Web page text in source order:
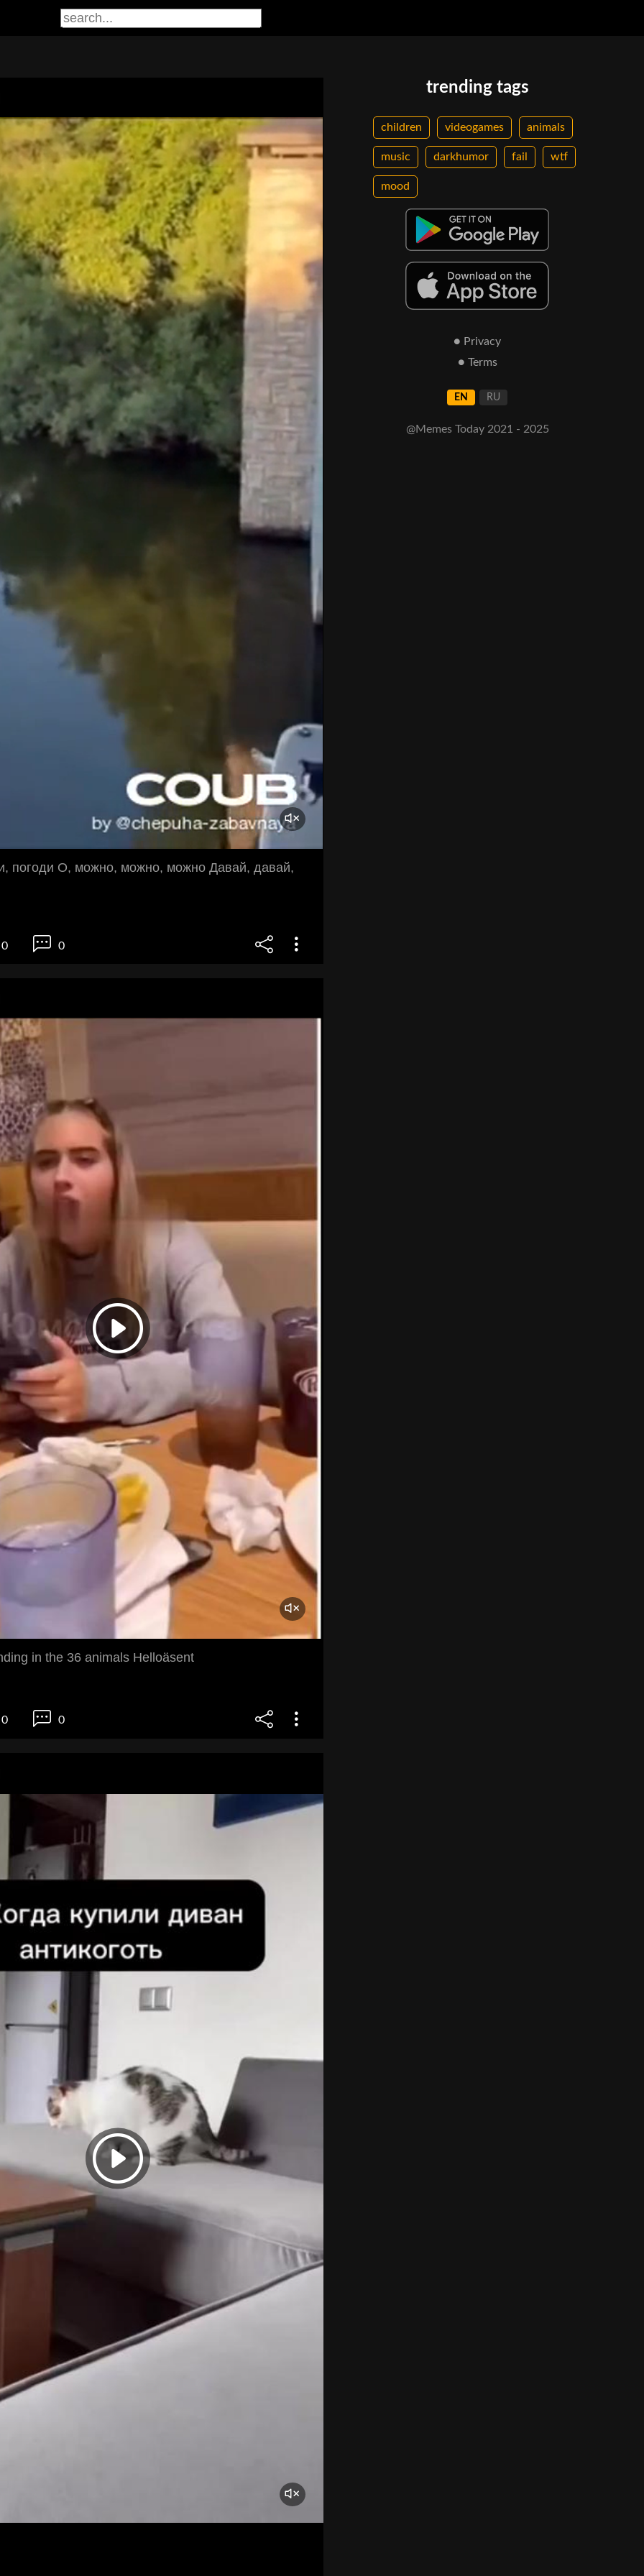
погоди О, можно, можно, можно Давай, давай,
0 0
in the 36 animals Helloäsent
0 0
trending tags
children videogames animals
music darkhumor fail wtf
mood
● Privacy
● Terms
EN RU
@Memes Today 2021 - 2025